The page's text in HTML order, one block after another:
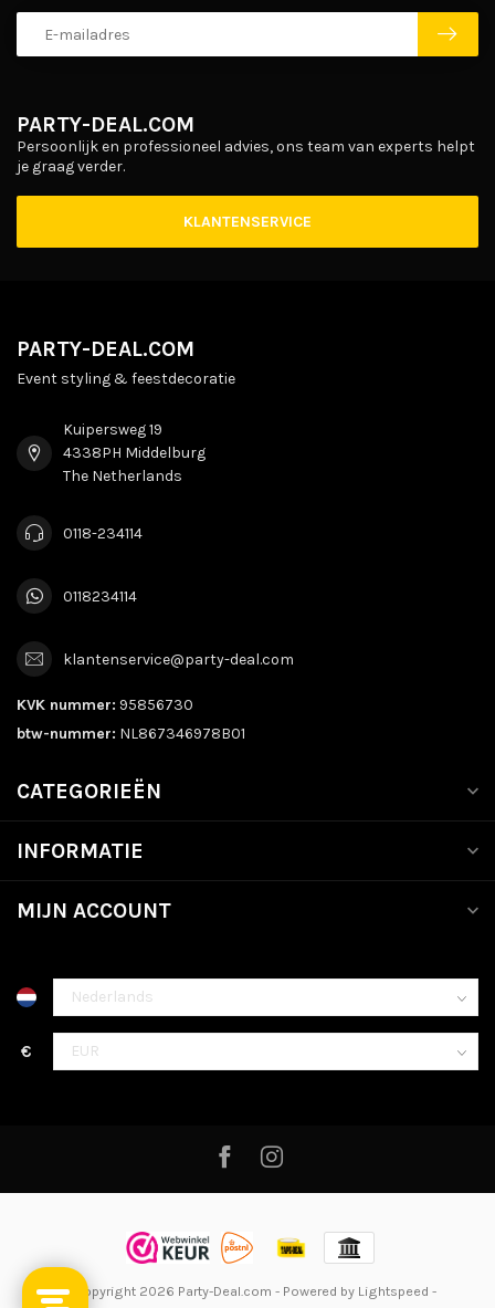
PARTY-DEAL.COM
Persoonlijk en professioneel advies, ons team van experts helpt
je graag verder.
KLANTENSERVICE
PARTY-DEAL.COM
Event styling & feestdecoratie
Kuipersweg 19
4338PH Middelburg
The Netherlands
0118-234114
0118234114
klantenservice@party-deal.com
KVK nummer: 95856730
btw-nummer: NL867346978B01
CATEGORIEËN
INFORMATIE
MIJN ACCOUNT
€
© Copyright 2026 Party-Deal.com - Powered by Lightspeed -